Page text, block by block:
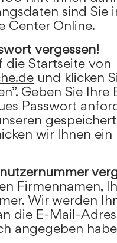
sind Sie
Center Online.
vergessen!
die Startseite von
und klicken
Geben Sie
Passwort
wir Ihnen
Firmennamen,
Wir werden
die E-Mail-
angegeben